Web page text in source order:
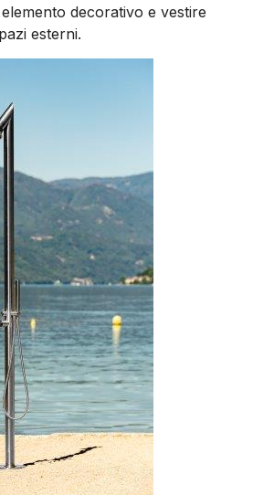
decorativo e vestire
esterni.